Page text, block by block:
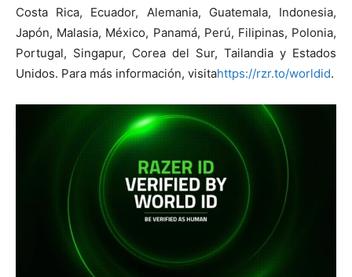
Costa Rica, Ecuador, Alemania, Guatemala, Indonesia,
Japón, Malasia, México, Panamá, Perú, Filipinas, Polonia,
Portugal, Singapur, Corea del Sur, Tailandia y Estados
Unidos. Para más información, visitahttps://rzr.to/worldid.